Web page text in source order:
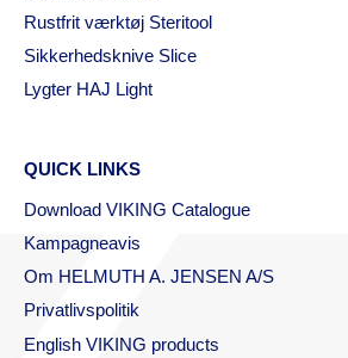
Rustfrit værktøj Steritool
Sikkerhedsknive Slice
Lygter HAJ Light
QUICK LINKS
Download VIKING Catalogue
Kampagneavis
Om HELMUTH A. JENSEN A/S
Privatlivspolitik
English VIKING products